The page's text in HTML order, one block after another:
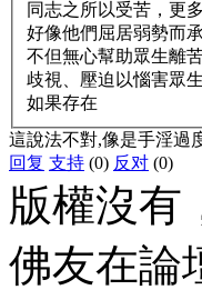
同志之所以受苦，更
好像他們屈居弱勢而
不但無心幫助眾生離
歧視、壓迫以惱害眾
如果存在
這說法不對,像是手淫過
回复 支持 (0) 反对 (0)
版權沒有
佛友在論